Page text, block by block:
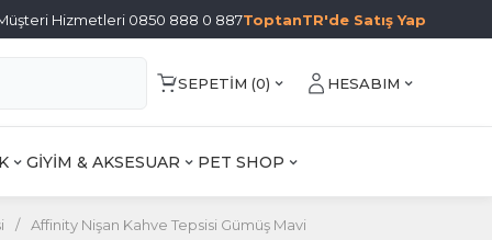
Hizmetleri 0850 888 0 887ToptanTR'de Satış Yap
SEPETIM (0) HESABIM
GİYİM & AKSESUAR PET SHOP
/ Affinity Nişan Kahve Tepsisi Gümüş Mavi